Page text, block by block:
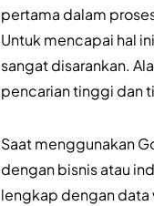
pertama dalam
Untuk mencapai hal
sangat disarankan.
pencarian tinggi dan
Saat menggunakan
dengan bisnis atau
lengkap dengan data